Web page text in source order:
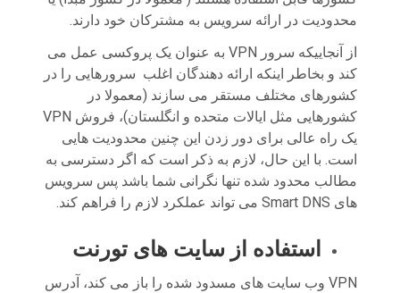
محدودیت در ارائه سرویس به مشترکان خود دارند.
از آنجاییکه سرور VPN به عنوان یک پروکسی عمل می
کند و بخاطر اینکه ارائه دهندگان اغلب سرورهایی را در
کشورهای مختلف مستقر می سازند (معمولا در
کشورهایی مثل ایالات متحده و انگلستان)، فروش VPN
یک راه عالی برای دور زدن این چنین محدودیت هایی
است. با این حال، لازم به ذکر است که اگر دسترسی به
مطالب محدود شده تنها نگرانی شما باشد پس سرویس
های Smart DNS می تواند عملکرد لازم را فراهم کند.
استفاده از سایت های تورنت
VPN وب سایت های مسدود شده را باز می کند، آدرس